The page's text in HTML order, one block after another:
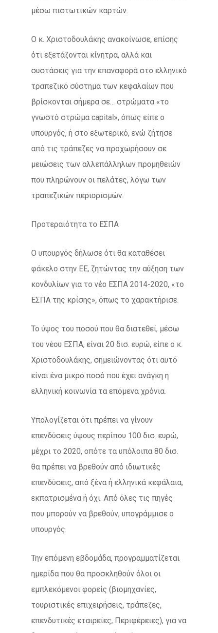
μέσω πιστωτικών καρτών.
Ο κ. Χριστοδουλάκης ανακοίνωσε, επίσης
ότι εξετάζονται κίνητρα, αλλά και
συστάσεις για την επαναφορά στο ελληνικό
τραπεζικό σύστημα των κεφαλαίων που
βρίσκονται σήμερα σε… στρώματα «το
γνωστό στρώμα capital», όπως είπε ο
υπουργός, ή στο εξωτερικό, ενώ ζήτησε
από τις τράπεζες να προχωρήσουν σε
μειώσεις των αλλεπάλληλων προμηθειών
που πληρώνουν οι πελάτες, λόγω των
τραπεζικών περιορισμών.
Προτεραιότητα το ΕΣΠΑ
Ο υπουργός δήλωσε ότι θα καταθέσει
φάκελο στην ΕΕ, ζητώντας την αύξηση των
κονδυλίων για το νέο ΕΣΠΑ 2014-2020, «το
ΕΣΠΑ της κρίσης», όπως το χαρακτήρισε.
Το ύψος του ποσού που θα διατεθεί, μέσω
του νέου ΕΣΠΑ, είναι 20 δισ. ευρώ, είπε ο κ.
Χριστοδουλάκης, σημειώνοντας ότι αυτό
είναι ένα μικρό ποσό που έχει ανάγκη η
ελληνική κοινωνία τα επόμενα χρόνια.
Υπολογίζεται ότι πρέπει να γίνουν
επενδύσεις ύψους περίπου 100 δισ. ευρώ,
μέχρι το 2020, οπότε τα υπόλοιπα 80 δισ.
θα πρέπει να βρεθούν από ιδιωτικές
επενδύσεις, από ξένα ή ελληνικά κεφάλαια,
εκπατρισμένα ή όχι. Από όλες τις πηγές
που μπορούν να βρεθούν, υπογράμμισε ο
υπουργός.
Την επόμενη εβδομάδα, προγραμματίζεται
ημερίδα που θα προσκληθούν όλοι οι
εμπλεκόμενοι φορείς (βιομηχανίες,
τουριστικές επιχειρήσεις, τράπεζες,
επενδυτικές εταιρείες, Περιφέρειες), για να